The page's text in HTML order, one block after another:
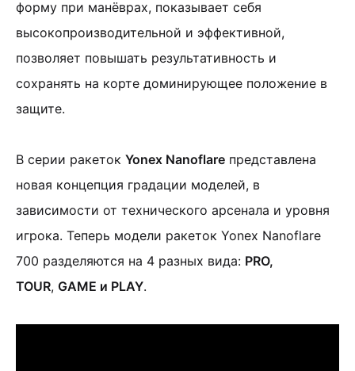
форму при манёврах, показывает себя
высокопроизводительной и эффективной,
позволяет повышать результативность и
сохранять на корте доминирующее положение в
защите.
В серии ракеток Yonex Nanoflare представлена
новая концепция градации моделей, в
зависимости от технического арсенала и уровня
игрока. Теперь модели ракеток Yonex Nanoflare
700 разделяются на 4 разных вида: PRO,
TOUR, GAME и PLAY.